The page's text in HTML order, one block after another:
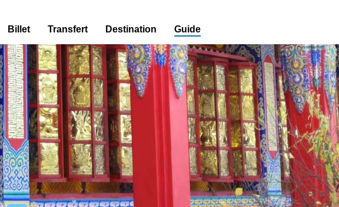
Billet Transfert Destination Guide